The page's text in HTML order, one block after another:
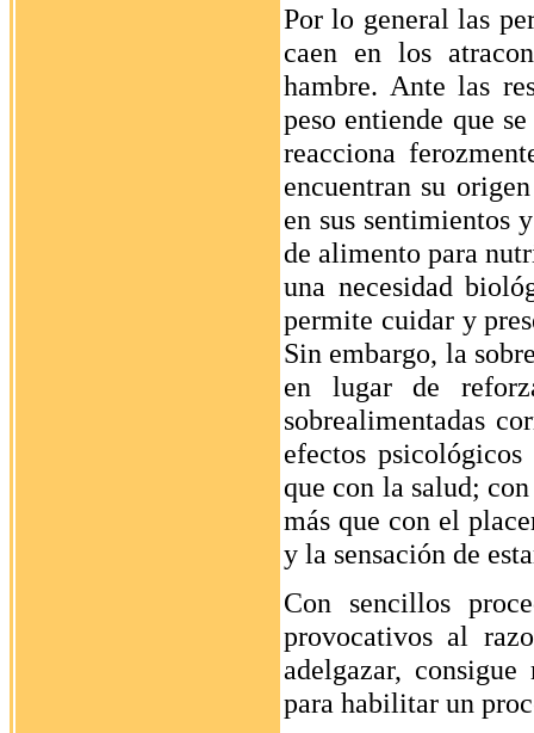
Por lo general las
caen en los
hambre. Ante las
peso entiende que
reacciona
encuentran su
en sus sentimientos
de alimento para
una necesidad
permite cuidar y
Sin embargo, la
en lugar de
sobrealimentadas
efectos
que con la salud;
más que con el
y la sensación de
Con sencillos
provocativos al
adelgazar,
para habilitar un